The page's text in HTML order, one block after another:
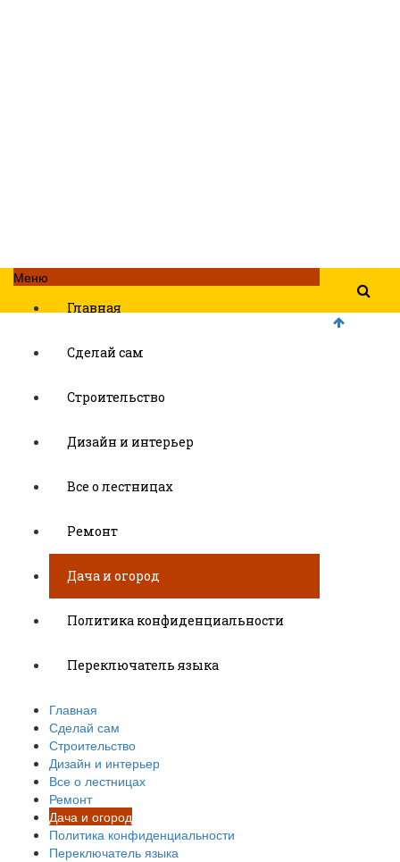
Меню
Главная
Сделай сам
Строительство
Дизайн и интерьер
Все о лестницах
Ремонт
Дача и огород
Политика конфиденциальности
Переключатель языка
Главная
Сделай сам
Строительство
Дизайн и интерьер
Все о лестницах
Ремонт
Дача и огород
Политика конфиденциальности
Переключатель языка